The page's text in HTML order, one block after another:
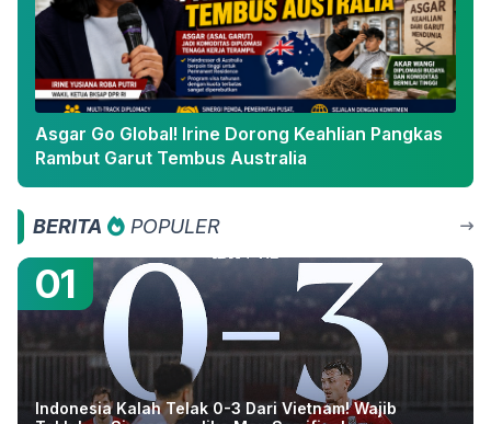
Asgar Go Global! Irine Dorong Keahlian Pangkas
Rambut Garut Tembus Australia
BERITA POPULER
01
Indonesia Kalah Telak 0-3 Dari Vietnam! Wajib